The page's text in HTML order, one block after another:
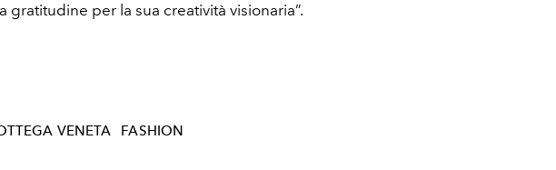
gratitudine per la sua creatività visionaria”.
VENETA FASHION